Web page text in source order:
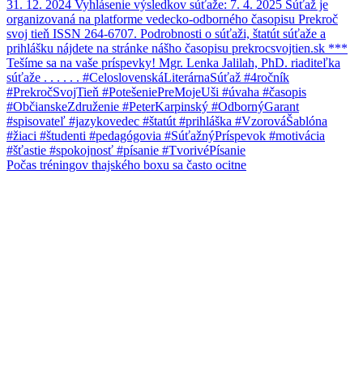
Počas tréningov thajského boxu sa často ocitne